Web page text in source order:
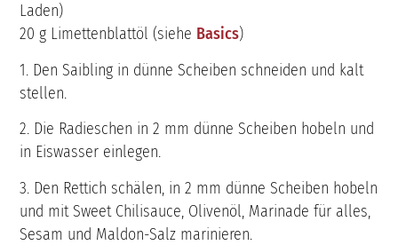
Laden)
20 g Limettenblattöl (siehe Basics)
1. Den Saibling in dünne Scheiben schneiden und kalt
stellen.
2. Die Radieschen in 2 mm dünne Scheiben hobeln und
in Eiswasser einlegen.
3. Den Rettich schälen, in 2 mm dünne Scheiben hobeln
und mit Sweet Chilisauce, Olivenöl, Marinade für alles,
Sesam und Maldon-Salz marinieren.